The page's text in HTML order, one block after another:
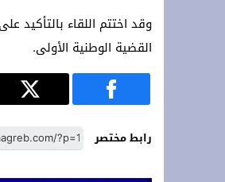
وقد اختتم اللقاء بالتأكيد
القضية الوطنية الأولى.
رابط مختصر